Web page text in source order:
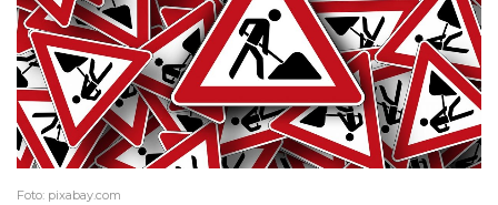
Foto: pixabay.com